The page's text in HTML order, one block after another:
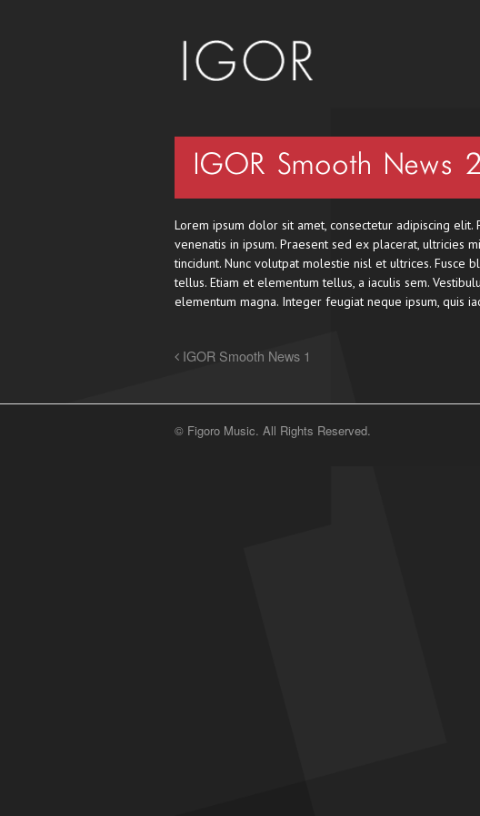
IGOR Smooth News 2
Lorem ipsum dolor sit amet, consectetur adipiscing
venenatis in ipsum. Praesent sed ex placerat, ultricies
tincidunt. Nunc volutpat molestie nisl et ultrices. Fusce
tellus. Etiam et elementum tellus, a iaculis sem.
elementum magna. Integer feugiat neque ipsum, quis
IGOR Smooth News 1
© Figoro Music. All Rights Reserved.